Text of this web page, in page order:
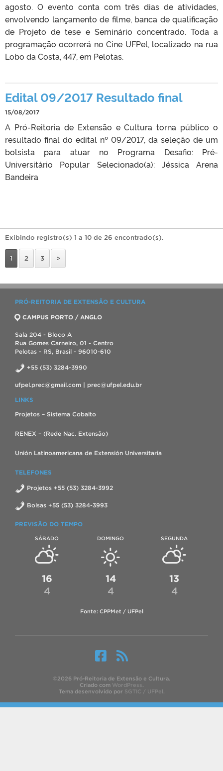
agosto. O evento conta com três dias de atividades,
envolvendo lançamento de filme, banca de qualificação
de Projeto de tese e Seminário concentrado. Toda a
programação ocorrerá no Cine UFPel, localizado na rua
Lobo da Costa, 447, em Pelotas.
Edital 09/2017 Resultado final
15/08/2017
A Pró-Reitoria de Extensão e Cultura torna público o
resultado final do edital nº 09/2017, da seleção de um
bolsista para atuar no Programa Desafio: Pré-
Universitário Popular Selecionado(a): Jéssica Arena
Bandeira
Exibindo registro(s) 1 a 10 de 26 encontrado(s).
1 2 3 >
PRÓ-REITORIA DE EXTENSÃO E CULTURA
CAMPUS PORTO / ANGLO
Sala 204 - Bloco A
Rua Gomes Carneiro, 01 - Centro
Pelotas - RS, Brasil - 96010-610
+55 (53) 3284-3990
ufpel.prec@gmail.com | prec@ufpel.edu.br
LINKS
Projetos – Sistema Cobalto
RENEX – (Rede Nac. Extensão)
Unión Latinoamericana de Extensión Universitaria
TELEFONES
Projetos +55 (53) 3284-3992
Bolsas +55 (53) 3284-3993
PREVISÃO DO TEMPO
SÁBADO
16
4
DOMINGO
14
4
SEGUNDA
13
4
Fonte: CPPMet / UFPel
©2026 Pró-Reitoria de Extensão e Cultura.
Criado com WordPress.
Tema desenvolvido por SGTIC / UFPel .